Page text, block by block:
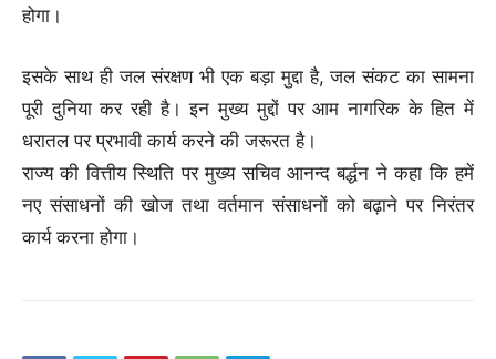
होगा।
इसके साथ ही जल संरक्षण भी एक बड़ा मुद्दा है, जल संकट का सामना
पूरी दुनिया कर रही है। इन मुख्य मुद्दों पर आम नागरिक के हित में
धरातल पर प्रभावी कार्य करने की जरूरत है।
राज्य की वित्तीय स्थिति पर मुख्य सचिव आनन्द बर्द्धन ने कहा कि हमें
नए संसाधनों की खोज तथा वर्तमान संसाधनों को बढ़ाने पर निरंतर
कार्य करना होगा।